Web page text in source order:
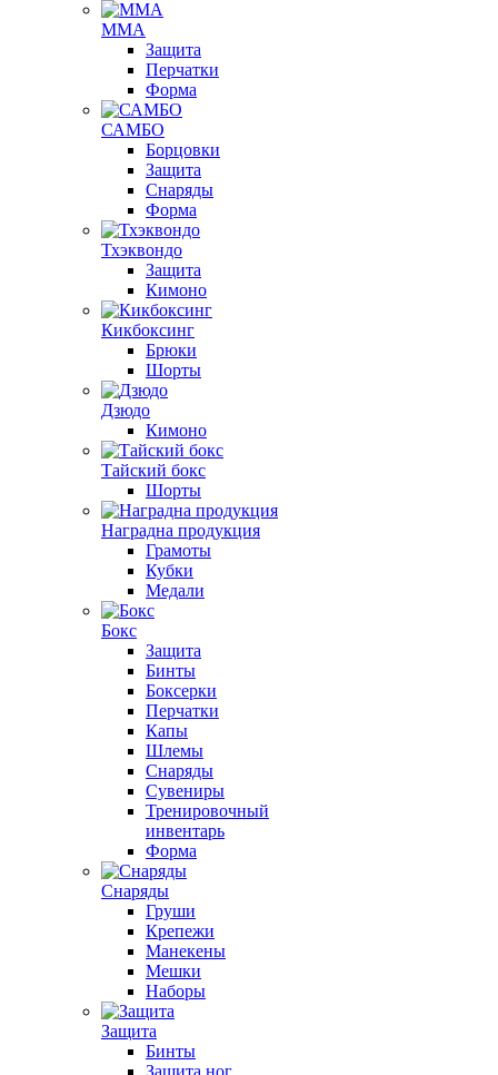
ММА
Защита
Перчатки
Форма
САМБО
Борцовки
Защита
Снаряды
Форма
Тхэквондо
Защита
Кимоно
Кикбоксинг
Брюки
Шорты
Дзюдо
Кимоно
Тайский бокс
Шорты
Наградна продукция
Грамоты
Кубки
Медали
Бокс
Защита
Бинты
Боксерки
Перчатки
Капы
Шлемы
Снаряды
Сувениры
Тренировочный
инвентарь
Форма
Снаряды
Груши
Крепежи
Манекены
Мешки
Наборы
Защита
Бинты
Защита ног